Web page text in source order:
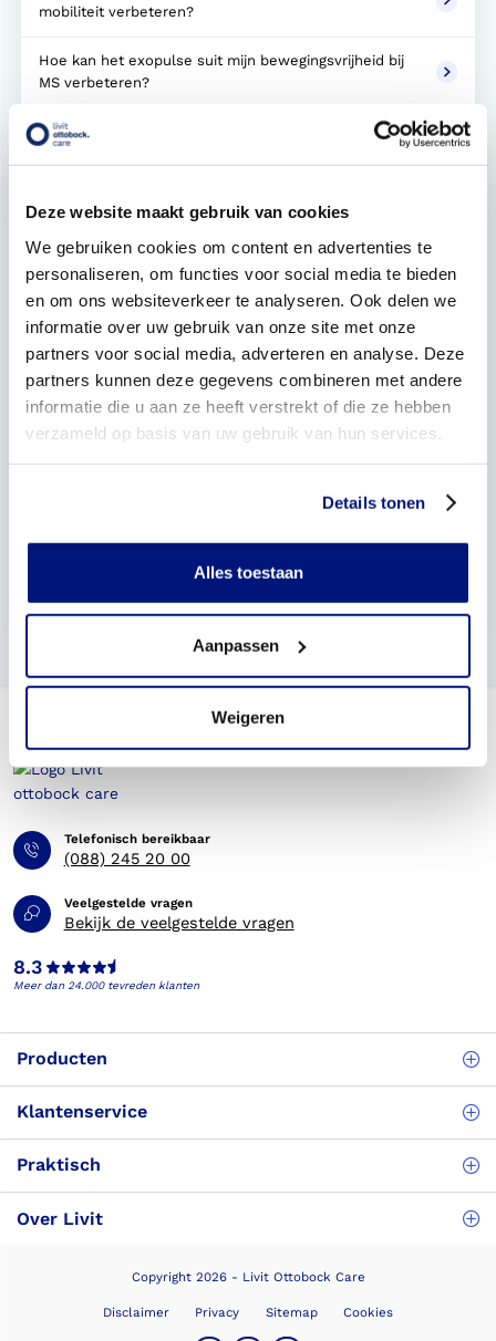
Deze website maakt gebruik van cookies
We gebruiken cookies om content en advertenties te
personaliseren, om functies voor social media te bieden
en om ons websiteverkeer te analyseren. Ook delen we
informatie over uw gebruik van onze site met onze
partners voor social media, adverteren en analyse. Deze
partners kunnen deze gegevens combineren met andere
informatie die u aan ze heeft verstrekt of die ze hebben
verzameld op basis van uw gebruik van hun services.
Details tonen
Alles toestaan
Aanpassen
Weigeren
mobiliteit verbeteren?
Hoe kan het exopulse suit mijn bewegingsvrijheid bij
MS verbeteren?
Hoe verbeter je je bewegingsvrijheid met FES en het
Hoe helpt exopulse suit bij spasticiteit?
Hoe kan het exopulse suit mij helpen om mijn
mobiliteit te verbeteren?
Zijn de indrukwekkende resultaten met het exopulse
suit voor iedereen haalbaar?
Welke resultaten kan ik verwachten van het exopulse
suit?
Wat als het exopulse suit niet werkt voor mij?
Blijf ik tijdens het gebruik van het exopulse suit onder
Waarom heet het Mollii Suit nu exopulse suit en wat is
er nieuw?
Telefonisch bereikbaar
(088) 245 20 00
Veelgestelde vragen
Bekijk de veelgestelde vragen
8.3
Meer dan 24.000 tevreden klanten
Producten
Klantenservice
Praktisch
Over Livit
Copyright 2026 - Livit Ottobock Care
Disclaimer Privacy Sitemap Cookies